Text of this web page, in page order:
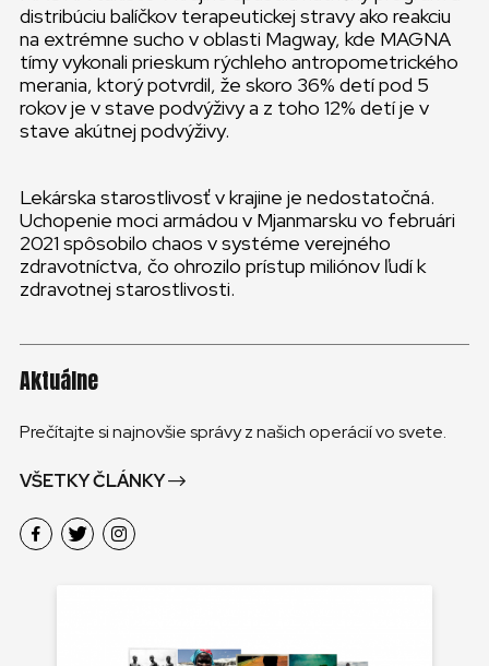
distribúciu balíčkov terapeutickej stravy ako reakciu
na extrémne sucho v oblasti Magway, kde MAGNA
tímy vykonali prieskum rýchleho antropometrického
merania, ktorý potvrdil, že skoro 36% detí pod 5
rokov je v stave podvýživy a z toho 12% detí je v
stave akútnej podvýživy.
Lekárska starostlivosť v krajine je nedostatočná.
Uchopenie moci armádou v Mjanmarsku vo februári
2021 spôsobilo chaos v systéme verejného
zdravotníctva, čo ohrozilo prístup miliónov ľudí k
zdravotnej starostlivosti.
Aktuálne
Prečítajte si najnovšie správy z našich operácií vo svete.
VŠETKY ČLÁNKY